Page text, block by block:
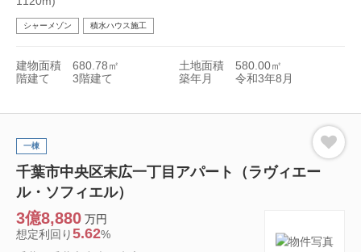
シャーメゾン 積水ハウス施工
建物面積 680.78㎡ 土地面積
580.00㎡
階建て
3階建て 築年月 令和3年8月
千葉市中央区末広一丁目アパート（ラヴィエー
ル・ソフィエル）
一棟
3億8,880 万円
想定利回り5.62%